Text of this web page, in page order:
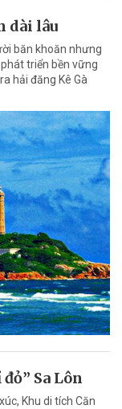
dài lâu
băn khoăn nhưng
triển bền vững
hải đăng Kê Gà
Sa Lôn
Khu di tích Căn